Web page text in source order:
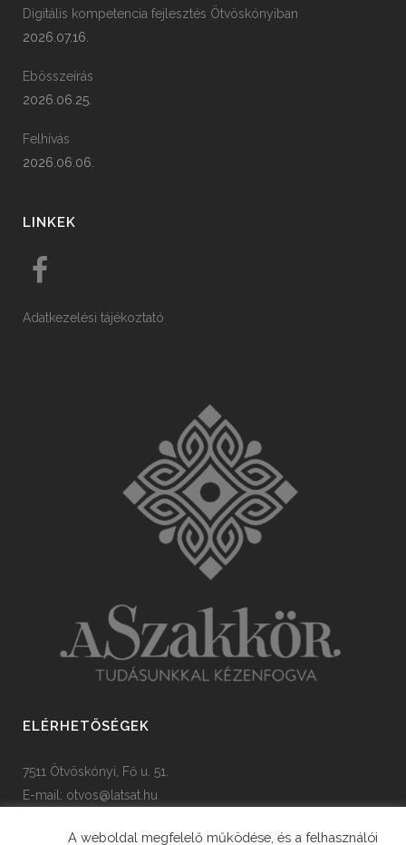
Digitális kompetencia fejlesztés Ötvöskónyiban
2026.07.16.
Ebösszeírás
2026.06.25.
Felhívás
2026.06.06.
LINKEK
Adatkezelési tájékoztató
ELÉRHETŐSÉGEK
7511 Ötvöskónyi, Fő u. 51.
E-mail: otvos@latsat.hu
A weboldal megfelelő működése, és a felhasználói